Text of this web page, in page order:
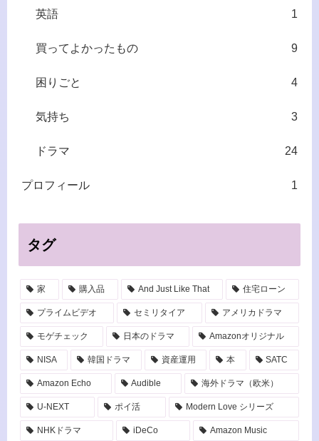
英語 1
買ってよかったもの 9
困りごと 4
気持ち 3
ドラマ 24
プロフィール 1
タグ
家 購入品 And Just Like That 住宅ローン
プライムビデオ セミリタイア アメリカドラマ
モゲチェック 日本のドラマ Amazonオリジナル
NISA 韓国ドラマ 資産運用 本 SATC
Amazon Echo Audible 海外ドラマ（欧米）
U-NEXT ポイ活 Modern Love シリーズ
NHKドラマ iDeCo Amazon Music